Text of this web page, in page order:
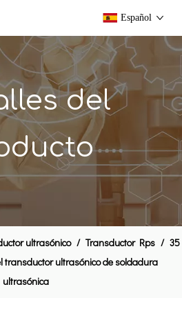
Español
del
ultrasónico / Transductor Rps / 35
transductor ultrasónico de soldadura
ultrasónica
Ultrasónica piezoeléctrica del transductor 20 kHz 2000W soldadura transductor El transductor ultrasónico 28KHz para Hand Held alta potencia de soldadura sonda